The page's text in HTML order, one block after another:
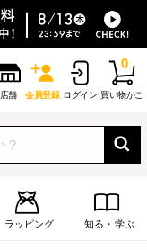
店舗 会員登録 ログイン 買い物かご
0
ラッピング 知る・学ぶ